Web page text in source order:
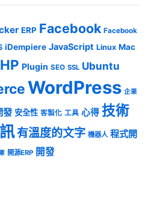
ERP Facebook Facebook
iDempiere JavaScript Linux Mac
Plugin SEO SSL Ubuntu
WordPress 企業
發 安全性 客製化 工具 心得 技術
有溫度的文字 機器人 程式開
開源ERP 開發